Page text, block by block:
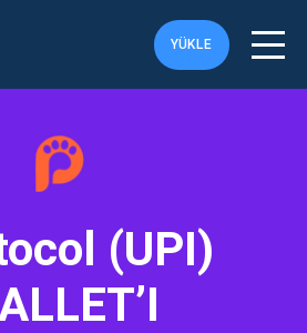
YÜKLE
(UPI)